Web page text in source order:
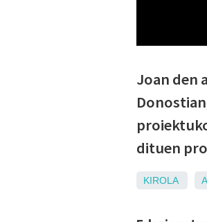
Joan den
dituen
KIROLA